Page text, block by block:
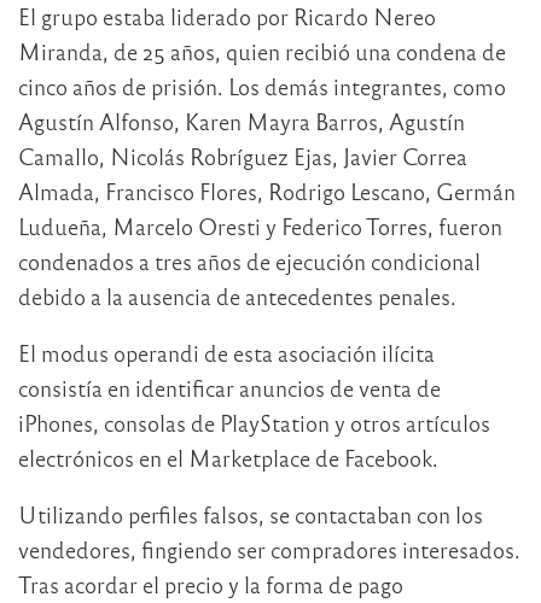
El grupo estaba liderado por Ricardo Nereo
Miranda, de 25 años, quien recibió una condena de
cinco años de prisión. Los demás integrantes, como
Agustín Alfonso, Karen Mayra Barros, Agustín
Camallo, Nicolás Robríguez Ejas, Javier Correa
Almada, Francisco Flores, Rodrigo Lescano, Germán
Ludueña, Marcelo Oresti y Federico Torres, fueron
condenados a tres años de ejecución condicional
debido a la ausencia de antecedentes penales.
El modus operandi de esta asociación ilícita
consistía en identificar anuncios de venta de
iPhones, consolas de PlayStation y otros artículos
electrónicos en el Marketplace de Facebook.
Utilizando perfiles falsos, se contactaban con los
vendedores, fingiendo ser compradores interesados.
Tras acordar el precio y la forma de pago